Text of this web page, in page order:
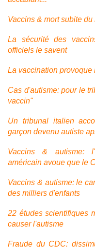
Vaccins & mort subite
La sécurité des
officiels le savent
La vaccination provoque
Cas d'autisme: pour le
vaccin"
Un tribunal italien
garçon devenu autiste
Vaccins & autisme:
américain avoue que le
Vaccins & autisme: le
des milliers d'enfants
22 études scientifiques
causer l'autisme
Fraude du CDC: